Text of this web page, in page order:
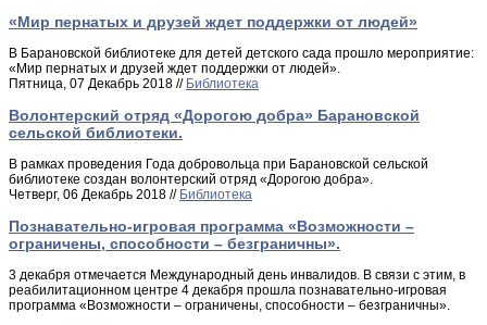
«Мир пернатых и друзей ждет поддержки от людей»
В Барановской библиотеке для детей детского сада прошло мероприятие:
«Мир пернатых и друзей ждет поддержки от людей».
Пятница, 07 Декабрь 2018 // Библиотека
Волонтерский отряд «Дорогою добра» Барановской
сельской библиотеки.
В рамках проведения Года добровольца при Барановской сельской
библиотеке создан волонтерский отряд «Дорогою добра».
Четверг, 06 Декабрь 2018 // Библиотека
Познавательно-игровая программа «Возможности –
ограничены, способности – безграничны».
3 декабря отмечается Международный день инвалидов. В связи с этим, в
реабилитационном центре 4 декабря прошла познавательно-игровая
программа «Возможности – ограничены, способности – безграничны».